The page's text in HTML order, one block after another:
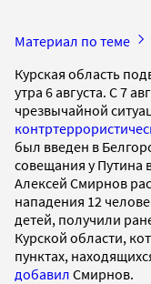
Материал по теме
Курская область
утра 6 августа. С 7
чрезвычайной
был введен в
совещания у Путина
Алексей Смирнов
нападения 12
детей, получили
Курской области,
пунктах,
добавил Смирнов.